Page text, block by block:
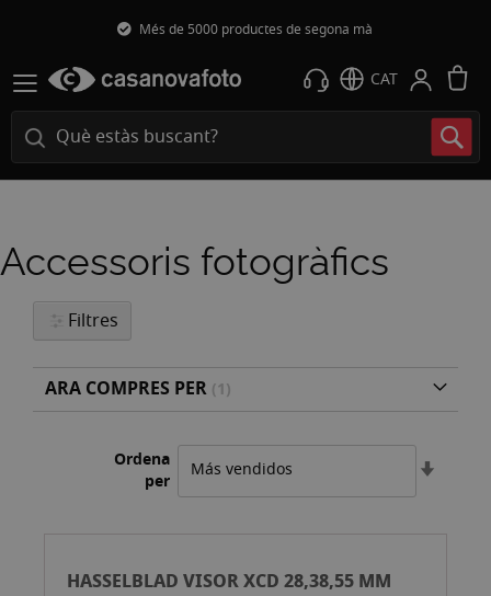
Enviament gratuït 24h*
CAT
Accessoris fotogràfics
Filtres
ARA COMPRES PER
Ordena
per
HASSELBLAD VISOR XCD 28,38,55 MM